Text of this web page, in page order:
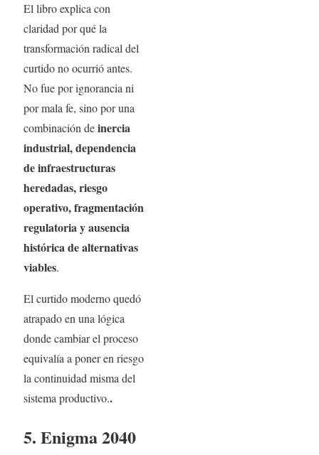
El libro explica con
claridad por qué la
transformación radical del
curtido no ocurrió antes.
No fue por ignorancia ni
por mala fe, sino por una
combinación deinercia
industrial, dependencia
de infraestructuras
heredadas, riesgo
operativo, fragmentación
regulatoria y ausencia
histórica de alternativas
viables.
El curtido moderno quedó
atrapado en una lógica
donde cambiar el proceso
equivalía a poner en riesgo
la continuidad misma del
sistema productivo..
5. Enigma 2040